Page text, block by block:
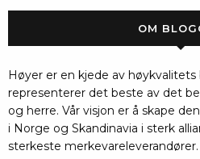
OM
Høyer er en kjede av
representerer det beste av det
og herre. Vår visjon er å skape
i Norge og Skandinavia i sterk
sterkeste merkevareleverandører.